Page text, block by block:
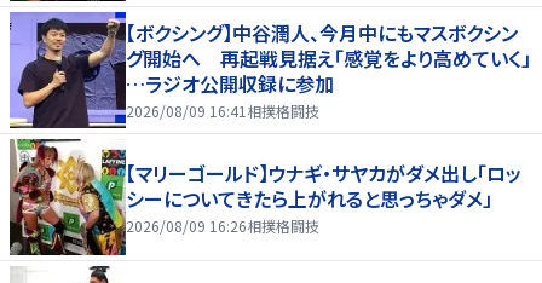
【ボクシング】中谷潤人、今月中にもマスボクシン
グ開始へ 再起戦見据え「感覚をより高めていく」
…ラジオ公開収録に参加
2026/08/09 16:41 相撲格闘技
【マリーゴールド】ウナギ・サヤカがダメ出し「ロッ
シーについてきたら上がれると思っちゃダメ」
2026/08/09 16:26相撲格闘技